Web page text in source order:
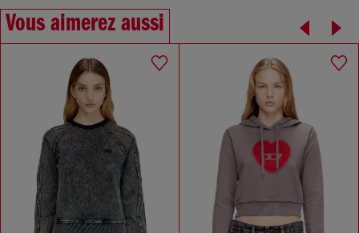
Vous aimerez aussi